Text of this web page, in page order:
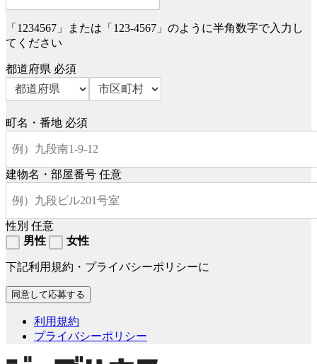
「1234567」または「123-4567」のように半角数字で入力し
てください
都道府県 必須
町名・番地 必須
建物名・部屋番号 任意
性別 任意
男性
女性
下記利用規約・プライバシーポリシーに
利用規約
プライバシーポリシー